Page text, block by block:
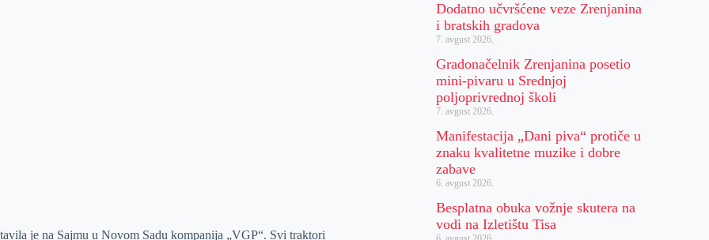
je na Sajmu u Novom Sadu kompanija „VGP“. Svi traktori
Dodatno učvršćene veze Zrenjanina
i bratskih gradova
7. avgust 2026.
Gradonačelnik Zrenjanina posetio
mini-pivaru u Srednjoj
poljoprivrednoj školi
7. avgust 2026.
Manifestacija „Dani piva“ protiče u
znaku kvalitetne muzike i dobre
zabave
6. avgust 2026.
Besplatna obuka vožnje skutera na
vodi na Izletištu Tisa